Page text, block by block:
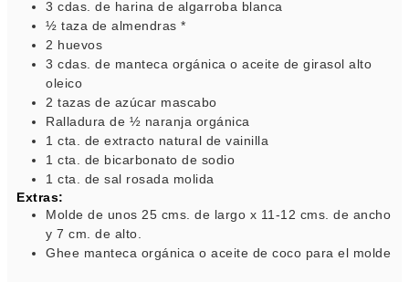
3 cdas. de harina de algarroba blanca
½ taza de almendras *
2 huevos
3 cdas. de manteca orgánica o aceite de girasol alto
oleico
2 tazas de azúcar mascabo
Ralladura de ½ naranja orgánica
1 cta. de extracto natural de vainilla
1 cta. de bicarbonato de sodio
1 cta. de sal rosada molida
Extras:
Molde de unos 25 cms. de largo x 11-12 cms. de ancho
y 7 cm. de alto.
Ghee manteca orgánica o aceite de coco para el molde